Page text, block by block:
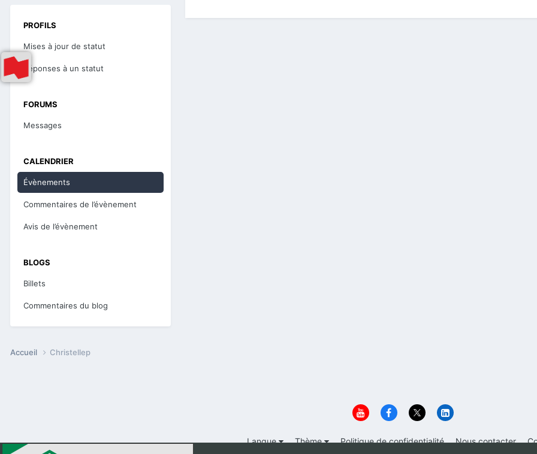
PROFILS
Mises à jour de statut
Réponses à un statut
FORUMS
Messages
CALENDRIER
Évènements
Commentaires de l’évènement
Avis de l’évènement
BLOGS
Billets
Commentaires du blog
Accueil Christellep
Langue Thème Politique de confidentialité Nous contacter